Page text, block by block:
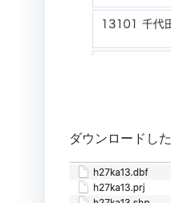
ダウンロードし